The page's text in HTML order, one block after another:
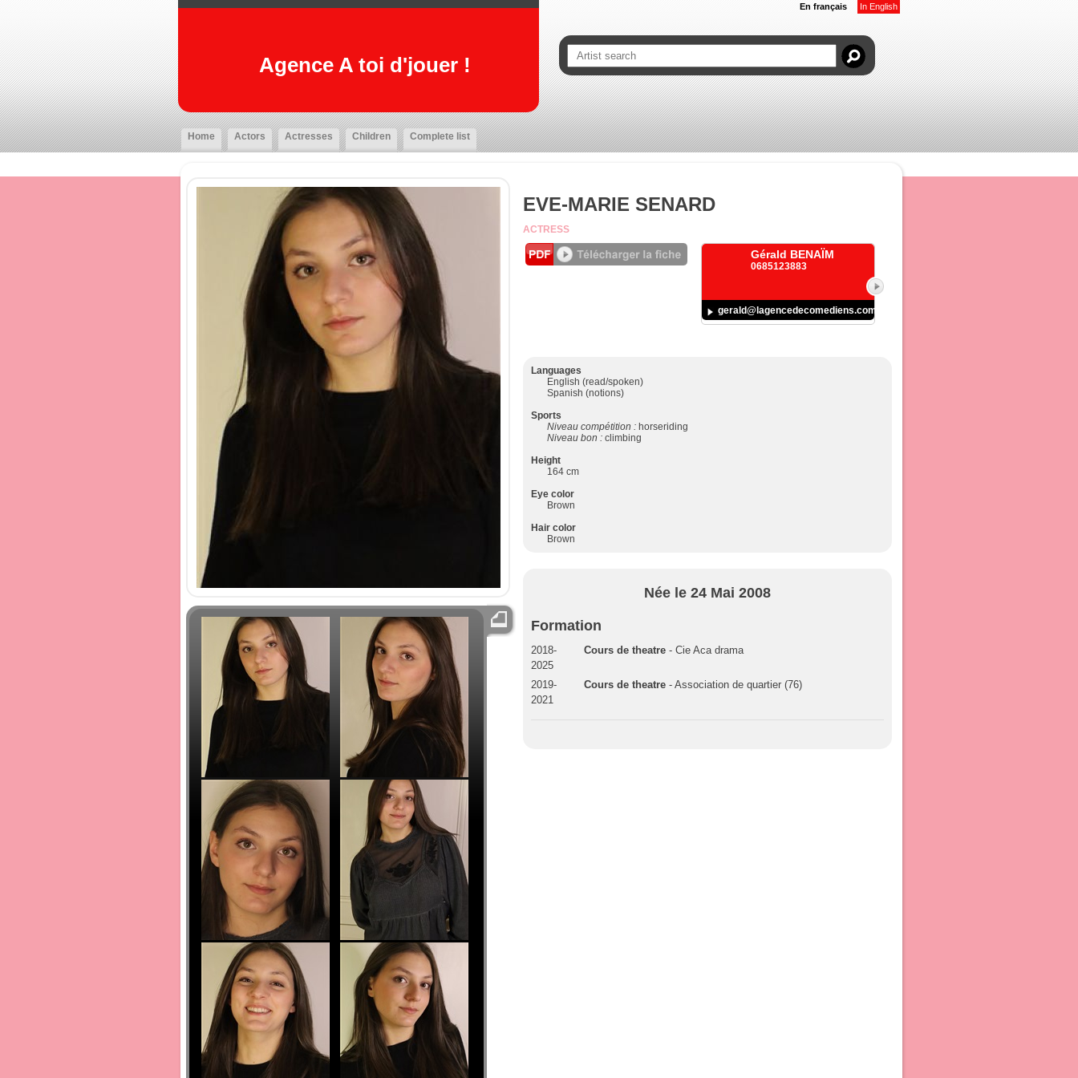
Agence A toi d'jouer !
En français In English
Home Actors Actresses Children Complete list
EVE-MARIE SENARD
ACTRESS
Gérald BENAÏM
0685123883
gerald@lagencedecomediens.com
Languages
English (read/spoken)
Spanish (notions)
Sports
Niveau compétition : horseriding
Niveau bon : climbing
Height
164 cm
Eye color
Brown
Hair color
Brown
Née le 24 Mai 2008
Formation
2018-
2025
Cours de theatre - Cie Aca drama
2019-
2021
Cours de theatre - Association de quartier (76)